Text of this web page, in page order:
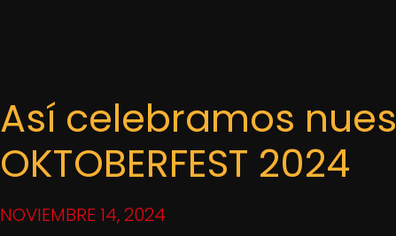
Así celebramos
OKTOBERFEST 2024
NOVIEMBRE 14, 2024